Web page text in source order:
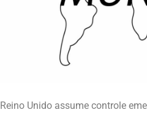
Reino Unido assume controle